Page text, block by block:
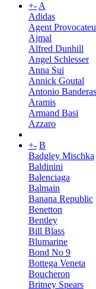
+-A
Adidas
Agent
Ajmal
Alfred Dunhill
Angel Schlesser
Anna Sui
Annick Goutal
Antonio Banderas
Aramis
Armand Basi
Azzaro
+- B
Badgley Mischka
Baldinini
Balenciaga
Balmain
Banana Republic
Benetton
Bentley
Bill Blass
Blumarine
Bond No 9
Bottega Veneta
Boucheron
Britney Spears